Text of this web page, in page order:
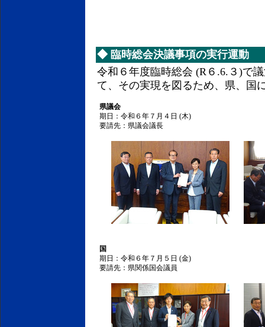
◆ 臨時総会決議事項の実行運動
令和６年度臨時総会 (R６.6.３)で
て、その実現を図るため、県、国
県議会
期日：令和６年７月４日 (木)
要請先：県議会議長
国
期日：令和６年７月５日 (金)
要請先：県関係国会議員